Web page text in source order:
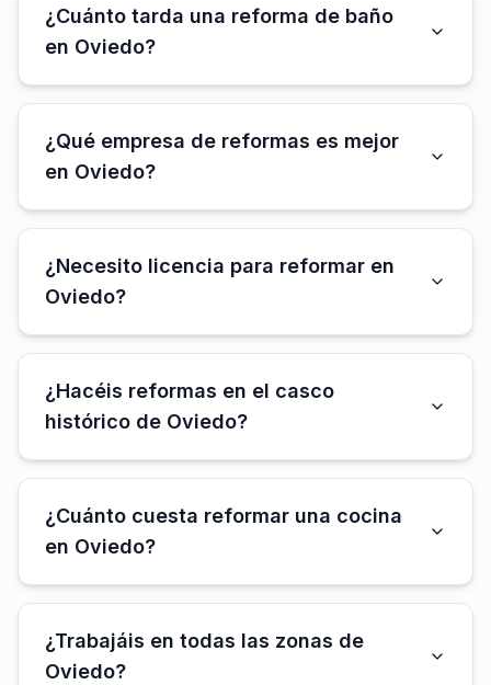
¿Cuánto tarda una reforma de baño
en Oviedo?
¿Qué empresa de reformas es mejor
en Oviedo?
¿Necesito licencia para reformar en
Oviedo?
¿Hacéis reformas en el casco
histórico de Oviedo?
¿Cuánto cuesta reformar una cocina
en Oviedo?
¿Trabajáis en todas las zonas de
Oviedo?